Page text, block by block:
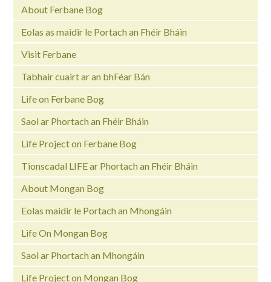
About Ferbane Bog
Eolas as maidir le Portach an Fhéir Bháin
Visit Ferbane
Tabhair cuairt ar an bhFéar Bán
Life on Ferbane Bog
Saol ar Phortach an Fhéir Bháin
Life Project on Ferbane Bog
Tionscadal LIFE ar Phortach an Fhéir Bháin
About Mongan Bog
Eolas maidir le Portach an Mhongáin
Life On Mongan Bog
Saol ar Phortach an Mhongáin
Life Project on Mongan Bog